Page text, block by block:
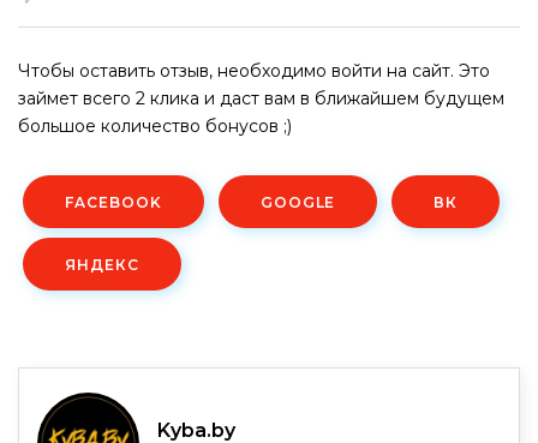
Чтобы оставить отзыв, необходимо войти на сайт. Это
займет всего 2 клика и даст вам в ближайшем будущем
большое количество бонусов ;)
FACEBOOK GOOGLE ВК
ЯНДЕКС
Kyba.by